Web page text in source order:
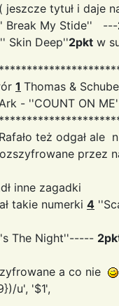
( jeszcze tytuł i daje
Break My Stide'' ---
Skin Deep''2pkt w
1 Thomas &
- ''COUNT ON
też odgał
przez
inne zagadki
takie numerki 4
The Night''-----
a co nie
u', '$1',